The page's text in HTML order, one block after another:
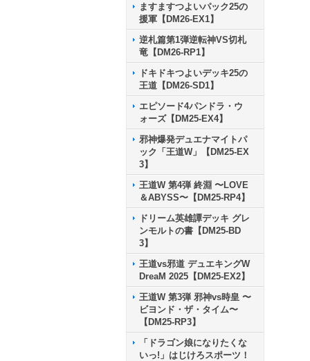
ますますつよいパック25の
援軍【DM26-EX1】
逆札篇第1弾逆転神VS切札
竜【DM26-RP1】
ドキドキつよいデッキ25の
王道【DM26-SD1】
エピソード4パンドラ・ウ
ォーズ【DM25-EX4】
邪神爆発デュエナマイトパ
ック「王道W」【DM25-EX
3】
王道W 第4弾 終淵 〜LOVE
＆ABYSS〜【DM25-RP4】
ドリーム英雄譚デッキ グレ
ンモルトの書【DM25-BD
3】
王道vs邪道 デュエキングW
DreaM 2025【DM25-EX2】
王道W 第3弾 邪神vs時皇 〜
ビヨンド・ザ・タイム〜
【DM25-RP3】
「ドラゴン娘になりたくな
いっ!」はじけろスポーツ！